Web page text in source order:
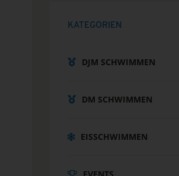
KATEGORIEN
DJM SCHWIMMEN
DM SCHWIMMEN
EISSCHWIMMEN